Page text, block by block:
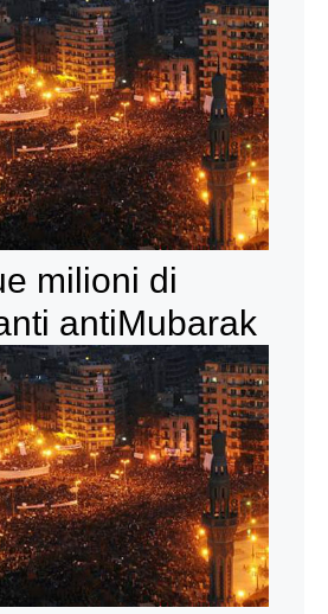
milioni di
antiMubarak